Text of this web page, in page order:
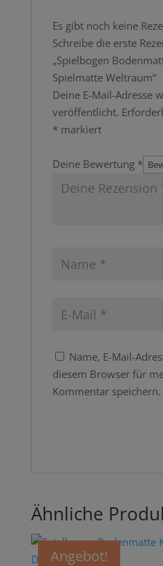
Es gibt noch keine
Schreibe die erste
„Spielbogen
Spielmatte Weltraum“
Deine E-Mail-Adresse
veröffentlicht.
*markiert
Deine Bewertung *
Name, E-Mail-
diesem Browser für
Kommentar speichern.
Ähnliche
Angebot!